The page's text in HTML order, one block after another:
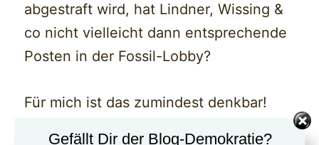
abgestraft wird, hat Lindner, Wissing &
co nicht vielleicht dann entsprechende
Posten in der Fossil-Lobby?
Für mich ist das zumindest denkbar!
Gefällt Dir der Blog-Demokratie?